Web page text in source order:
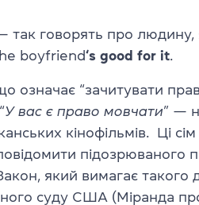
так говорять про людину,
boyfriend‘s good for it.
означає “зачитувати
У вас є право мовчати” —
кінофільмів. Ці сім
підозрюваного
який вимагає такого
суду США (Міранда